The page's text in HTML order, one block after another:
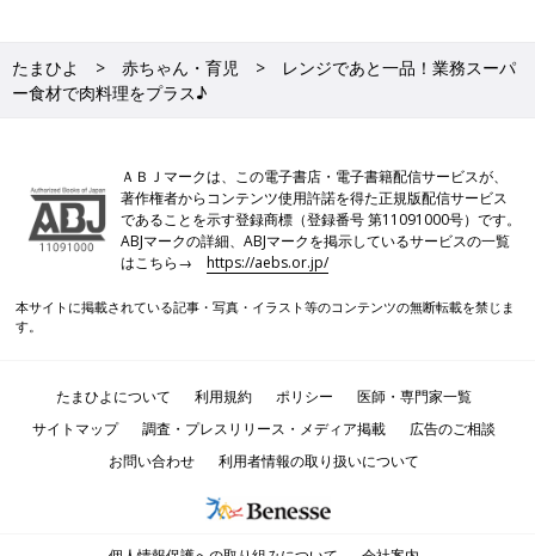
たまひよ 赤ちゃん・育児
レンジであと一品！業務スーパ
ー食材で肉料理をプラス♪
ＡＢＪマークは、この電子書店・電子書籍配信サービスが、
著作権者からコンテンツ使用許諾を得た正規版配信サービス
であることを示す登録商標（登録番号 第11091000号）です。
ABJマークの詳細、ABJマークを掲示しているサービスの一覧
はこちら→https://aebs.or.jp/
本サイトに掲載されている記事・写真・イラスト等のコンテンツの無断転載を禁じま
す。
たまひよについて 利用規約 ポリシー
医師・専門家一覧
サイトマップ
調査・プレスリリース・メディア掲載
広告のご相談
お問い合わせ
利用者情報の取り扱いについて